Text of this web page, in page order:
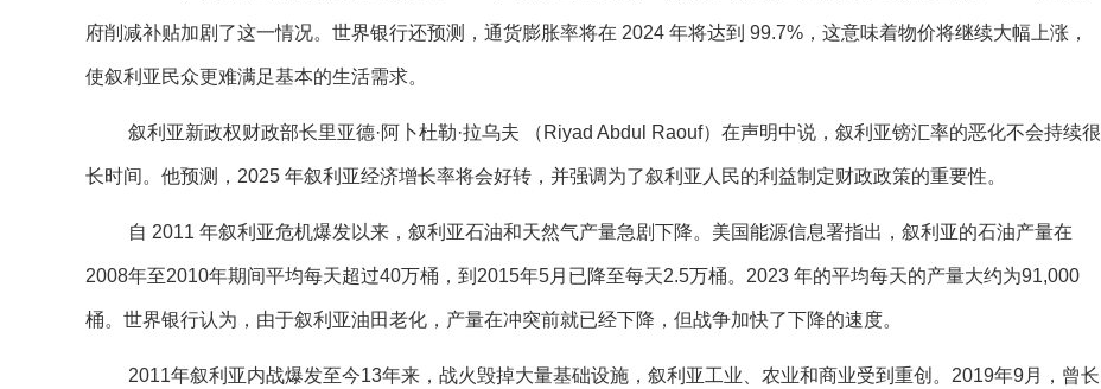
府削减补贴加剧了这一情况。世界银行还预测，通货膨胀率将在 2024 年将达到 99.7%，这意味着物价将继续大幅上涨，
使叙利亚民众更难满足基本的生活需求。
叙利亚新政权财政部长里亚德·阿卜杜勒·拉乌夫 （Riyad Abdul Raouf）在声明中说，叙利亚镑汇率的恶化不会持续很
长时间。他预测，2025 年叙利亚经济增长率将会好转，并强调为了叙利亚人民的利益制定财政政策的重要性。
自 2011 年叙利亚危机爆发以来，叙利亚石油和天然气产量急剧下降。 美国能源信息署指出，叙利亚的石油产量在
2008年至2010年期间平均每天超过40万桶，到2015年5月已降至每天2.5万桶。2023 年的平均每天的产量大约为91,000
桶。 世界银行认为，由于叙利亚油田老化，产量在冲突前就已经下降，但战争加快了下降的速度。
2011年叙利亚内战爆发至今13年来，战火毁掉大量基础设施，叙利亚工业、农业和商业受到重创。2019年9月，曾长